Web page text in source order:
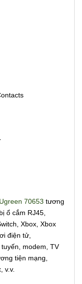
70653 tương
ổ cắm RJ45,
Xbox, Xbox
điện tử,
modem, TV
tiện mạng,
v.v.